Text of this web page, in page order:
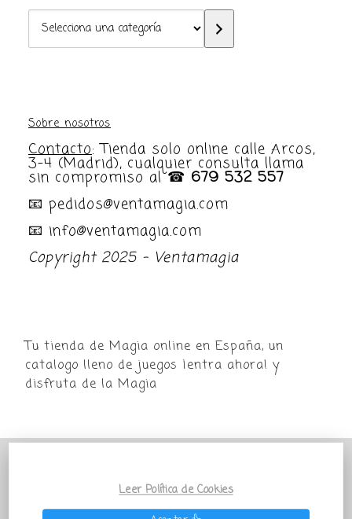
Selecciona
una
Sobre nosotros
Contacto: Tienda solo online calle Arcos,
3-4 (Madrid), cualquier consulta llama
sin compromiso al ☎ 679 532 557
📧 pedidos@ventamagia.com
📧 info@ventamagia.com
Copyright 2025 - Ventamagia
Tu tienda de Magia online en España, un
catalogo lleno de juegos ¡entra ahora! y
disfruta de la Magia
VENTAMAGIA PERMANECERÁ PARADA
TEMPORALMENTE Todos los pedidos que salgan
Leer Política de Cookies